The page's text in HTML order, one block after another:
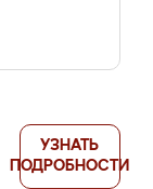
УЗНАТЬ
ПОДРОБНОСТИ